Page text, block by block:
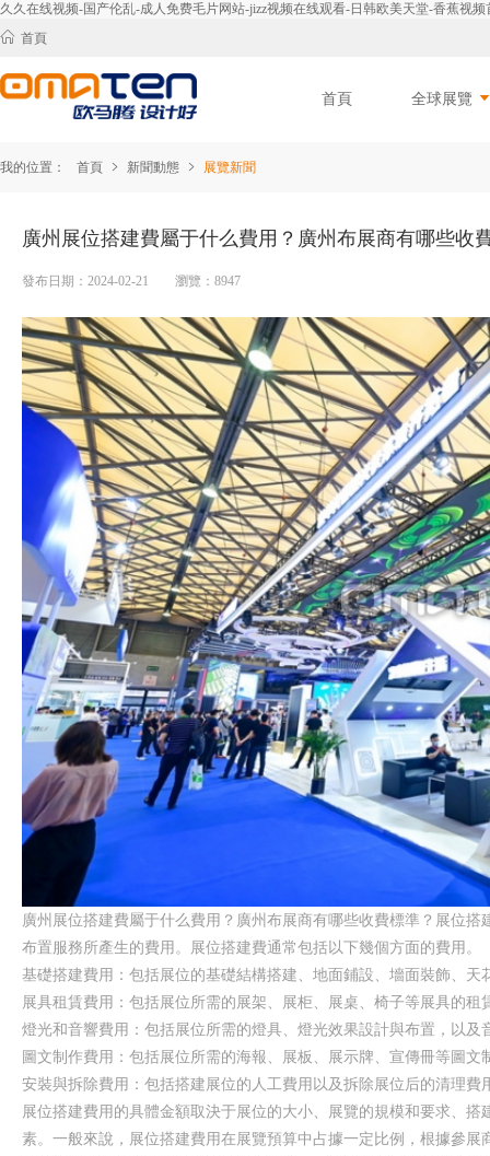
久久在线视频-国产伦乱-成人免费毛片网站-jizz视频在线观看-日韩欧美天堂-香蕉视
首頁
首頁 全球展覽
我的位置： 首頁 新聞動態 展覽新聞
廣州展位搭建費屬于什么費用？廣州布展商有哪些收
發布日期：2024-02-21 瀏覽：8947
廣州展位搭建費屬于什么費用？廣州布展商有哪些收費標準？ 展位搭
布置服務所產生的費用。展位搭建費通常包括以下幾個方面的費用。
基礎搭建費用：包括展位的基礎結構搭建、地面鋪設、墻面裝飾、天
展具租賃費用：包括展位所需的展架、展柜、展桌、椅子等展具的租賃費
燈光和音響費用：包括展位所需的燈具、燈光效果設計與布置，以
圖文制作費用：包括展位所需的海報、展板、展示牌、宣傳冊等圖文
安裝與拆除費用：包括搭建展位的人工費用以及拆除展位后的清理費
展位搭建費用的具體金額取決于展位的大小、展覽的規模和要求、搭
素。一般來說，展位搭建費用在展覽預算中占據一定比例，根據參展